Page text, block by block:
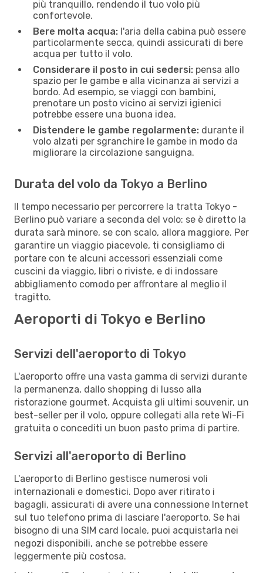
più tranquillo, rendendo il tuo volo più
confortevole.
Bere molta acqua: l'aria della cabina può essere
particolarmente secca, quindi assicurati di bere
acqua per tutto il volo.
Considerare il posto in cui sedersi: pensa allo
spazio per le gambe e alla vicinanza ai servizi a
bordo. Ad esempio, se viaggi con bambini,
prenotare un posto vicino ai servizi igienici
potrebbe essere una buona idea.
Distendere le gambe regolarmente: durante il
volo alzati per sgranchire le gambe in modo da
migliorare la circolazione sanguigna.
Durata del volo da Tokyo a Berlino
Il tempo necessario per percorrere la tratta Tokyo -
Berlino può variare a seconda del volo: se è diretto la
durata sarà minore, se con scalo, allora maggiore. Per
garantire un viaggio piacevole, ti consigliamo di
portare con te alcuni accessori essenziali come
cuscini da viaggio, libri o riviste, e di indossare
abbigliamento comodo per affrontare al meglio il
tragitto.
Aeroporti di Tokyo e Berlino
Servizi dell'aeroporto di Tokyo
L'aeroporto offre una vasta gamma di servizi durante
la permanenza, dallo shopping di lusso alla
ristorazione gourmet. Acquista gli ultimi souvenir, un
best-seller per il volo, oppure collegati alla rete Wi-Fi
gratuita o concediti un buon pasto prima di partire.
Servizi all'aeroporto di Berlino
L'aeroporto di Berlino gestisce numerosi voli
internazionali e domestici. Dopo aver ritirato i
bagagli, assicurati di avere una connessione Internet
sul tuo telefono prima di lasciare l'aeroporto. Se hai
bisogno di una SIM card locale, puoi acquistarla nei
negozi disponibili, anche se potrebbe essere
leggermente più costosa.